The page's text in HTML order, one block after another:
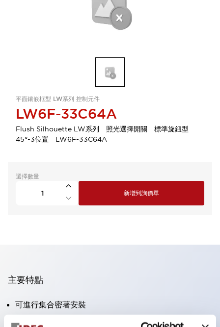
平面鑲嵌框型 LW系列 控制元件
LW6F-33C64A
Flush Silhouette LW系列 照光選擇開關 標準旋鈕型
45°-3位置 LW6F-33C64A
選擇數量
新增到詢價單
主要特點
可進行集合密著安裝
附鎖選擇開關採用高安全性的彈子鎖結構